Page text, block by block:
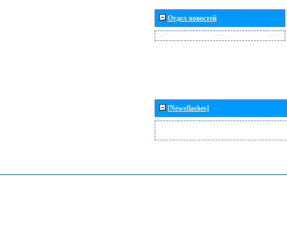
Отдел новостей
[Newsflashes]